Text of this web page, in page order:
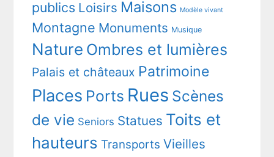
publics Loisirs Maisons Modèle vivant
Montagne Monuments Musique
Nature Ombres et lumières
Palais et châteaux Patrimoine
Places Ports Rues Scènes
de vie Seniors Statues Toits et
hauteurs Transports Vieilles